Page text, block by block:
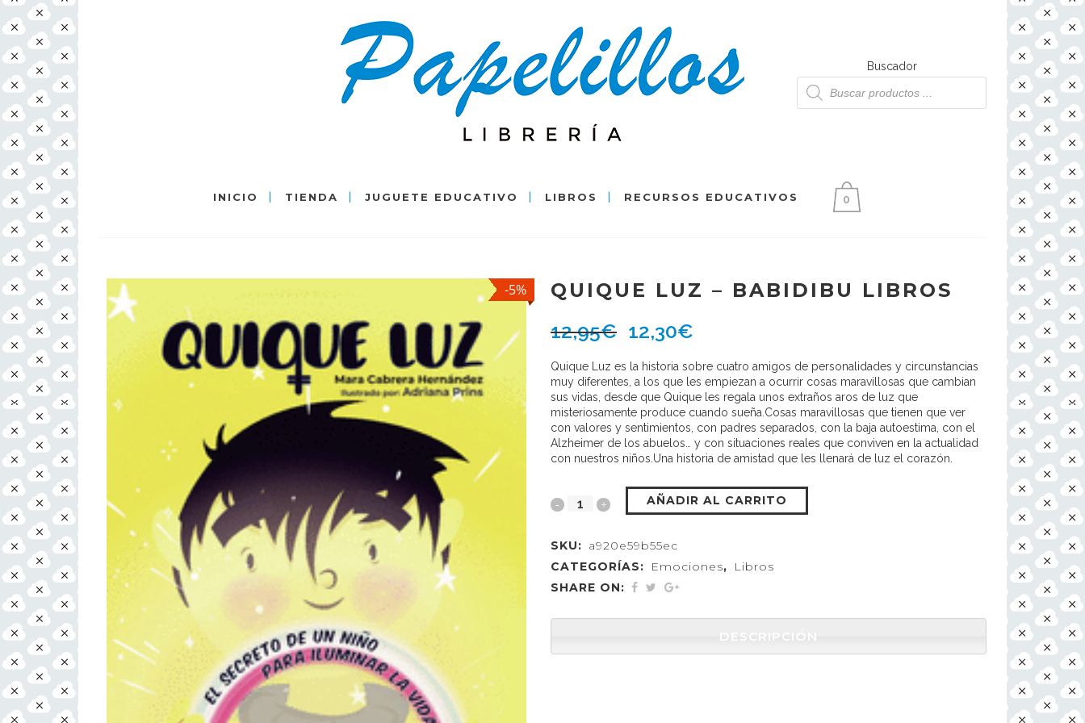
Buscador
Búsqueda
de
productos
INICIO TIENDA JUGUETE EDUCATIVO LIBROS RECURSOS EDUCATIVOS 0
-5% QUIQUE LUZ – BABIDIBU LIBROS
12,95€ 12,30€
Quique Luz es la historia sobre cuatro amigos de personalidades y circunstancias
muy diferentes, a los que les empiezan a ocurrir cosas maravillosas que cambian
sus vidas, desde que Quique les regala unos extraños aros de luz que
misteriosamente produce cuando sueña.Cosas maravillosas que tienen que ver
con valores y sentimientos, con padres separados, con la baja autoestima, con el
Alzheimer de los abuelos… y con situaciones reales que conviven en la actualidad
con nuestros niños.Una historia de amistad que les llenará de luz el corazón.
AÑADIR AL CARRITO
SKU: a920e59b55ec
CATEGORÍAS:
Emociones,
Libros
SHARE ON:
DESCRIPCIÓN